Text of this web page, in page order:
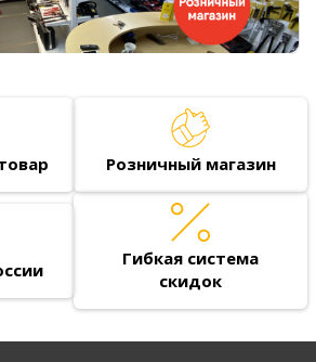
Розничный магазин
Гибкая система
скидок